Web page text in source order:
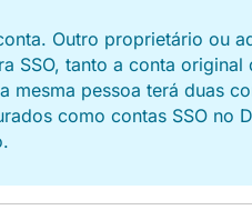
Outro proprietário ou
SSO, tanto a conta
mesma pessoa terá duas
como contas SSO no